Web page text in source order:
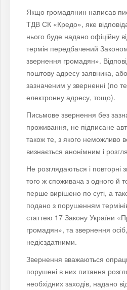
Якщо громадянин написав
ТДВ СК «Кредо», яке
нього буде надано офіційну
термін передбачений
звернення громадян».
поштову адресу заявника,
зазначеним у зверненні (по
електронну адресу, тощо).
Письмове звернення без
проживання, не підписане
також те, з якого неможливо
визнається анонімним і
Не розглядаються і повторні
того ж споживача з одного й
перше вирішено по суті, а
подано з порушенням
статтею 17 Закону України
громадян», та звернення
недієздатними.
Звернення вважаються
порушені в них питання
необхідних заходів, надано